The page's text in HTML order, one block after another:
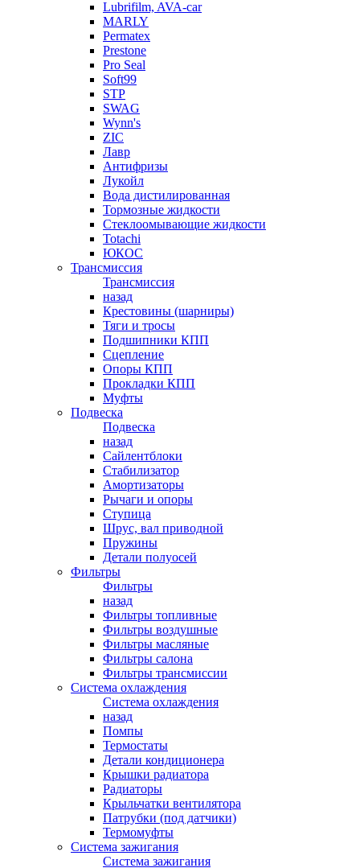
Lubrifilm, AVA-car
MARLY
Permatex
Prestone
Pro Seal
Soft99
STP
SWAG
Wynn's
ZIC
Лавр
Антифризы
Лукойл
Вода дистилированная
Тормозные жидкости
Стеклоомывающие жидкости
Totachi
ЮКОС
Трансмиссия
Трансмиссия
назад
Крестовины (шарниры)
Тяги и тросы
Подшипники КПП
Сцепление
Опоры КПП
Прокладки КПП
Муфты
Подвеска
Подвеска
назад
Сайлентблоки
Стабилизатор
Амортизаторы
Рычаги и опоры
Ступица
Шрус, вал приводной
Пружины
Детали полуосей
Фильтры
Фильтры
назад
Фильтры топливные
Фильтры воздушные
Фильтры масляные
Фильтры салона
Фильтры трансмиссии
Система охлаждения
Система охлаждения
назад
Помпы
Термостаты
Детали кондиционера
Крышки радиатора
Радиаторы
Крыльчатки вентилятора
Патрубки (под датчики)
Термомуфты
Система зажигания
Система зажигания